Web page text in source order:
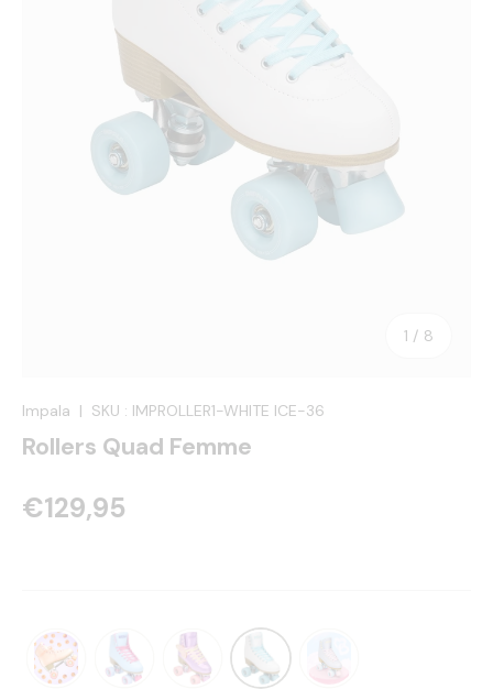
1 / de
8
Impala | SKU : IMPROLLER1-WHITE ICE-36
Rollers Quad Femme
€129,95